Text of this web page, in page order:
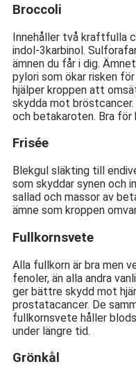
Broccoli
Innehåller två kraftfulla
indol-3karbinol.
ämnen du får i dig.
pylori som ökar risken
hjälper kroppen att
skydda mot
och betakaroten. Bra för
Frisée
Blekgul släkting till
som skyddar synen och
sallad och massor av
ämne som kroppen
Fullkornsvete
Alla fullkorn är bra men
fenoler, än alla andra
ger bättre skydd mot
prostatacancer. De
fullkornsvete håller
under längre tid.
Grönkål